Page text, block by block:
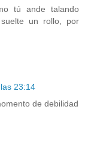
tú ande talando
un rollo, por
23:14
de debilidad